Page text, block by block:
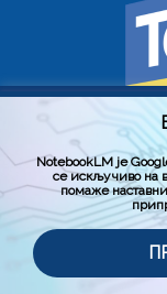
Политика
Користимо
побољшали
ћемо запамтити
„Прихвати све“,
Међутим,
да бисте дали
NotebookLM је
се искључиво на
помаже